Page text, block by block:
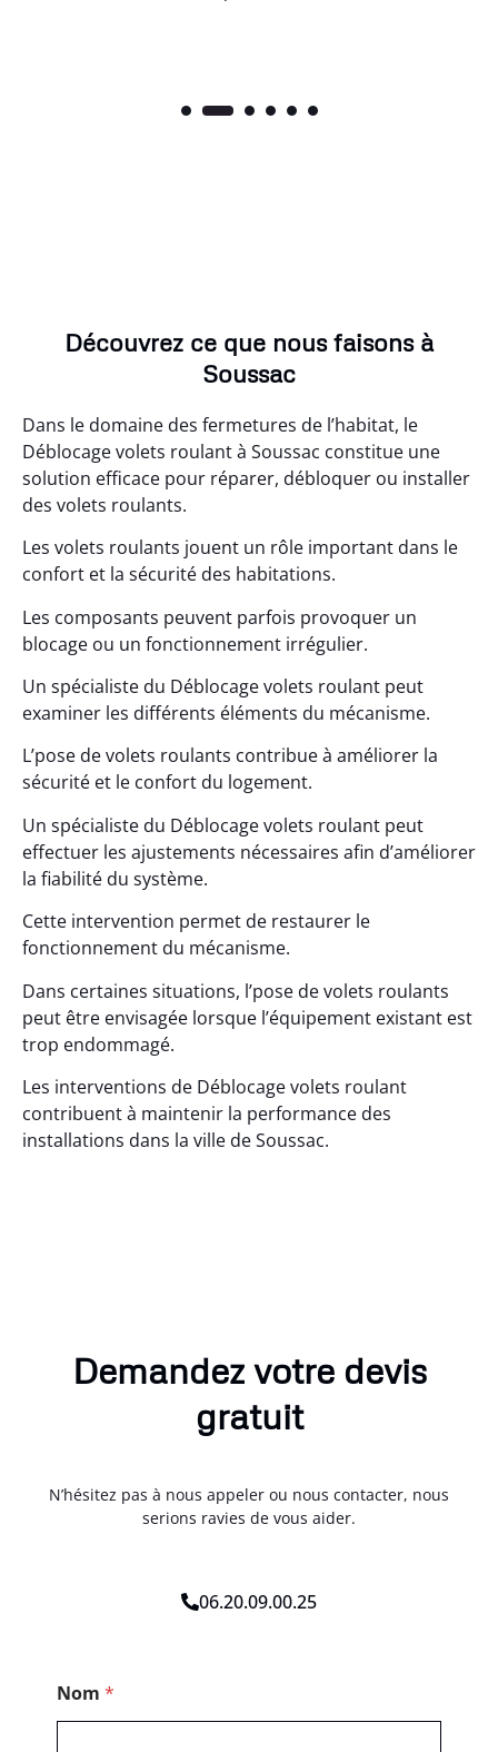
Découvrez ce que nous faisons à
Soussac
Dans le domaine des fermetures de l’habitat, le
Déblocage volets roulant à Soussac constitue une
solution efficace pour réparer, débloquer ou installer
des volets roulants.
Les volets roulants jouent un rôle important dans le
confort et la sécurité des habitations.
Les composants peuvent parfois provoquer un
blocage ou un fonctionnement irrégulier.
Un spécialiste du Déblocage volets roulant peut
examiner les différents éléments du mécanisme.
L’pose de volets roulants contribue à améliorer la
sécurité et le confort du logement.
Un spécialiste du Déblocage volets roulant peut
effectuer les ajustements nécessaires afin d’améliorer
la fiabilité du système.
Cette intervention permet de restaurer le
fonctionnement du mécanisme.
Dans certaines situations, l’pose de volets roulants
peut être envisagée lorsque l’équipement existant est
trop endommagé.
Les interventions de Déblocage volets roulant
contribuent à maintenir la performance des
installations dans la ville de Soussac.
Demandez votre devis
gratuit
N’hésitez pas à nous appeler ou nous contacter, nous
serions ravies de vous aider.
06.20.09.00.25
Nom *